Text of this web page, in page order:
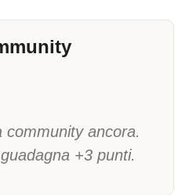
community ancora.
+3 punti.